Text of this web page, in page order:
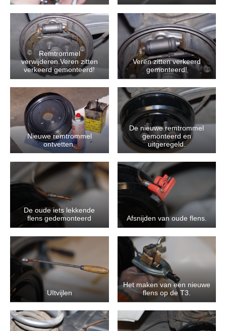
Remtrommel
verwijderen.Veren zitten
verkeerd gemonteerd!
Veren zitten verkeerd
gemonteerd!
Nieuwe remtrommel
ontvetten.
De nieuwe remtrommel
gemonteerd en
uitgeregeld.
De oude iets lekkende
flens gedemonteerd
Afsnijden van oude flens.
UItvijlen
Het maken van een nieuwe
flens op de T3.